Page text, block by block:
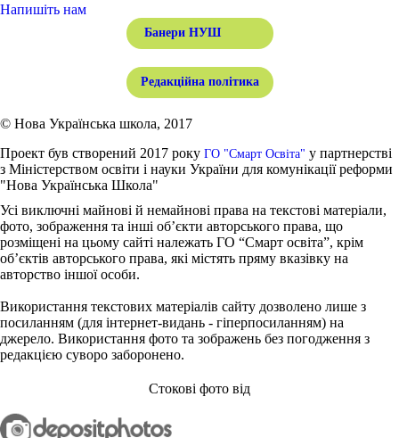
Напишіть нам
Банери НУШ
Редакційна політика
© Нова Українська школа, 2017
Проект був створений 2017 року ГО "Смарт Освіта" у партнерстві
з Міністерством освіти і науки України для комунікації реформи
"Нова Українська Школа"
Усі виключні майнові й немайнові права на текстові матеріали,
фото, зображення та інші об’єкти авторського права, що
розміщені на цьому сайті належать ГО “Смарт освіта”, крім
об’єктів авторського права, які містять пряму вказівку на
авторство іншої особи.
Використання текстових матеріалів сайту дозволено лише з
посиланням (для інтернет-видань - гіперпосиланням) на
джерело. Використання фото та зображень без погодження з
редакцією суворо заборонено.
Стокові фото від